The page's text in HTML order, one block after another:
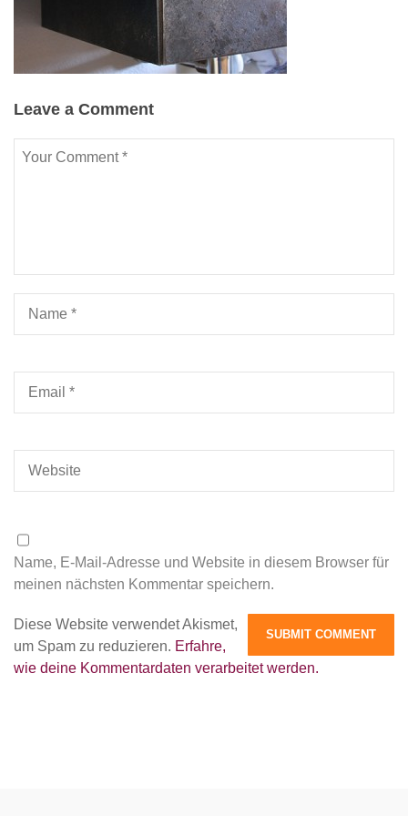
Leave a Comment
Name, E-Mail-Adresse und Website in diesem Browser für
meinen nächsten Kommentar speichern.
Diese Website verwendet Akismet,
um Spam zu reduzieren. Erfahre,
wie deine Kommentardaten verarbeitet werden.